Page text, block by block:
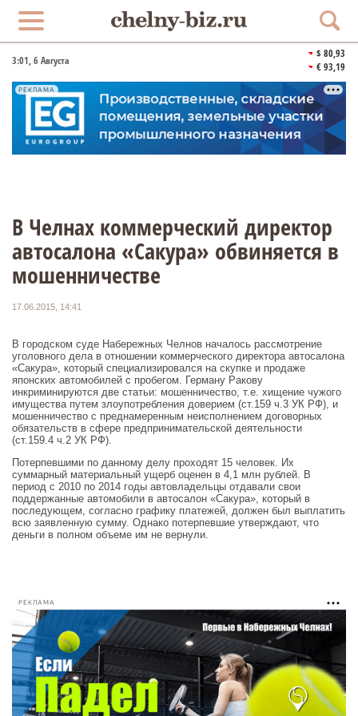
3:01, 6 Августа
$ 80,93
€ 93,19
РЕКЛАМА
В Челнах коммерческий директор
автосалона «Сакура» обвиняется в
мошенничестве
17.06.2015, 14:41
В городском суде Набережных Челнов началось рассмотрение
уголовного дела в отношении коммерческого директора автосалона
«Сакура», который специализировался на скупке и продаже
японских автомобилей с пробегом. Герману Ракову
инкриминируются две статьи: мошенничество, т.е. хищение чужого
имущества путем злоупотребления доверием (ст.159 ч.3 УК РФ), и
мошенничество с преднамеренным неисполнением договорных
обязательств в сфере предпринимательской деятельности
(ст.159.4 ч.2 УК РФ).
Потерпевшими по данному делу проходят 15 человек. Их
суммарный материальный ущерб оценен в 4,1 млн рублей. В
период с 2010 по 2014 годы автовладельцы отдавали свои
поддержанные автомобили в автосалон «Сакура», который в
последующем, согласно графику платежей, должен был выплатить
всю заявленную сумму. Однако потерпевшие утверждают, что
деньги в полном объеме им не вернули.
РЕКЛАМА